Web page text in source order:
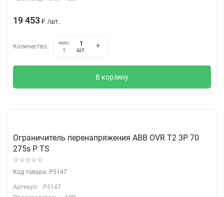
19 453 ₽ /шт.
Количество:
мин.
1
шт.
В корзину
Ограничитель перенапряжения ABB OVR T2 3P 70
275s P TS
Код товара: P5147
Артикул:
P5147